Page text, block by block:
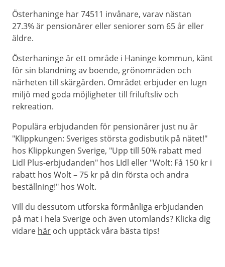
Österhaninge har 74511 invånare, varav nästan
27.3% är pensionärer eller seniorer som 65 år eller
äldre.
Österhaninge är ett område i Haninge kommun, känt
för sin blandning av boende, grönområden och
närheten till skärgården. Området erbjuder en lugn
miljö med goda möjligheter till friluftsliv och
rekreation.
Populära erbjudanden för pensionärer just nu är
"Klippkungen: Sveriges största godisbutik på nätet!"
hos Klippkungen Sverige, "Upp till 50% rabatt med
Lidl Plus-erbjudanden" hos LIdl eller "Wolt: Få 150 kr i
rabatt hos Wolt – 75 kr på din första och andra
beställning!" hos Wolt.
Vill du dessutom utforska förmånliga erbjudanden
på mat i hela Sverige och även utomlands? Klicka dig
vidare här och upptäck våra bästa tips!